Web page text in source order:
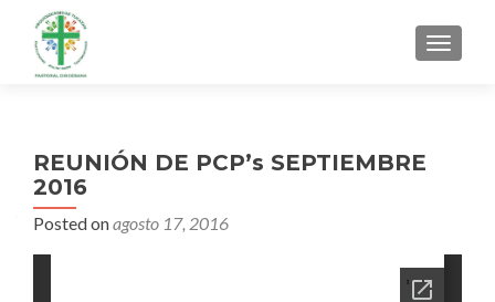
MENU
REUNIÓN DE PCP’s SEPTIEMBRE
2016
Posted onagosto 17, 2016